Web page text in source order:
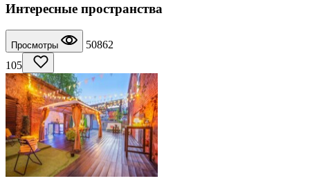
Интересные пространства
Просмотры
50862
105